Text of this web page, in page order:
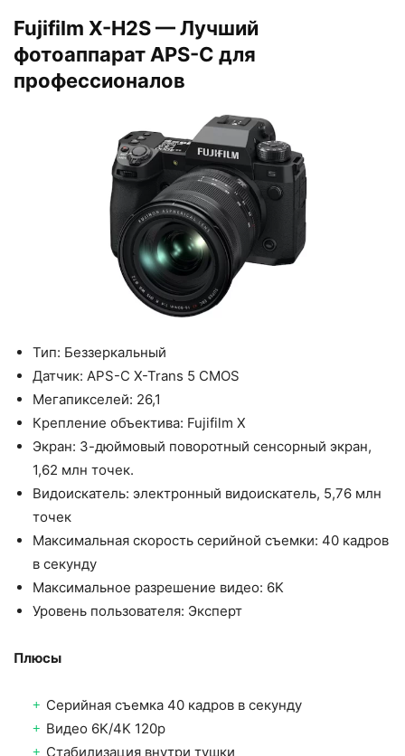
Fujifilm X-H2S — Лучший
фотоаппарат APS-C для
профессионалов
Тип: Беззеркальный
Датчик: APS-C X-Trans 5 CMOS
Мегапикселей: 26,1
Крепление объектива: Fujifilm X
Экран: 3-дюймовый поворотный сенсорный экран,
1,62 млн точек.
Видоискатель: электронный видоискатель, 5,76 млн
точек
Максимальная скорость серийной съемки: 40 кадров
в секунду
Максимальное разрешение видео: 6K
Уровень пользователя: Эксперт
Плюсы
Серийная съемка 40 кадров в секунду
Видео 6K/4K 120p
Стабилизация внутри тушки